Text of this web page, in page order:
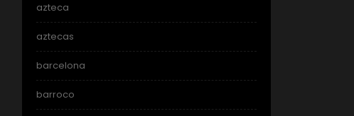
azteca
aztecas
barcelona
barroco